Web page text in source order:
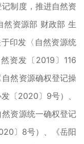
制度，推进自然资
然资源部 财政部 生
印发〈自然资源统
资发〔2019〕116
然资源确权登记操
〔2020〕9号）、
然资源统一确权登记
〕8号）、《岳阳